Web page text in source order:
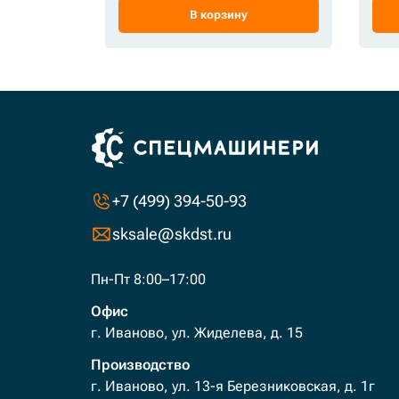
В корзину
+7 (499) 394-50-93
sksale@skdst.ru
Пн-Пт 8:00–17:00
Офис
г. Иваново, ул. Жиделева, д. 15
Производство
г. Иваново, ул. 13-я Березниковская, д. 1г